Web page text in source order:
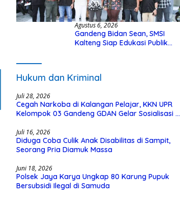
Agustus 6, 2026
Gandeng Bidan Sean, SMSI
Kalteng Siap Edukasi Publik
Hukum dan Kriminal
Juli 28, 2026
Cegah Narkoba di Kalangan Pelajar, KKN UPR
Kelompok 03 Gandeng GDAN Gelar Sosialisasi di
Juli 16, 2026
Diduga Coba Culik Anak Disabilitas di Sampit,
Seorang Pria Diamuk Massa
Juni 18, 2026
Polsek Jaya Karya Ungkap 80 Karung Pupuk
Bersubsidi Ilegal di Samuda